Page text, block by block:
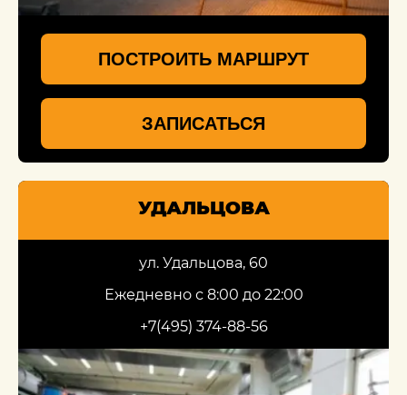
ПОСТРОИТЬ МАРШРУТ
ЗАПИСАТЬСЯ
УДАЛЬЦОВА
ул. Удальцова, 60
Ежедневно с 8:00 до 22:00
+7(495) 374-88-56